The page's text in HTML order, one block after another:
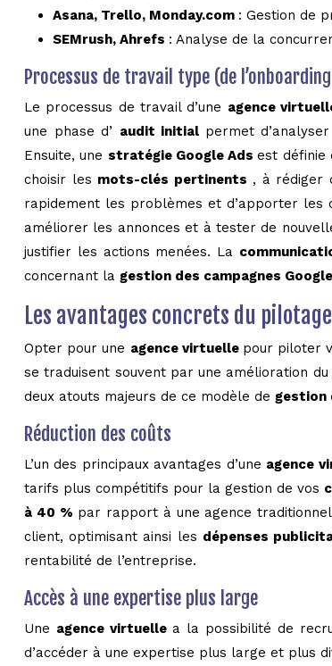
Asana, Trello, Monday.com : Gestion de
SEMrush, Ahrefs : Analyse de la
Processus de travail type (de
Le processus de travail d’une agence
une phase d’ audit initial permet
Ensuite, une stratégie Google Adsest définie
choisir les mots-clés pertinents , à rédiger
rapidement les problèmes et d’apporter les
améliorer les annonces et à tester de
justifier les actions menées. La
concernant la gestion des campagnes
Les avantages concrets du
Opter pour une agence virtuelle pour piloter
se traduisent souvent par une amélioration du
deux atouts majeurs de ce modèle de gestion
Réduction des coûts
L’un des principaux avantages d’une agence
tarifs plus compétitifs pour la gestion de vos
à 40 % par rapport à une agence
client, optimisant ainsi les dépenses
rentabilité de l’entreprise.
Accès à une expertise plus large
Une agence virtuelle a la possibilité de
d’accéder à une expertise plus large et plus